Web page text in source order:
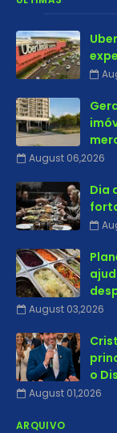
August 06,2026
Dia
August 03,2026
o
August 01,2026
ARQUIVO